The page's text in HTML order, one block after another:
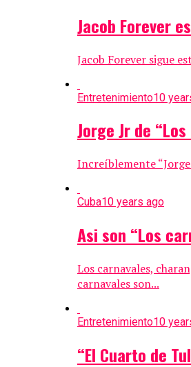
Jacob Forever
Jacob Forever sigue
Entretenimiento10
Jorge Jr de
Increíblemente
Cuba10 years ago
Asi son “Los
Los carnavales,
carnavales son...
Entretenimiento10
“El Cuarto de